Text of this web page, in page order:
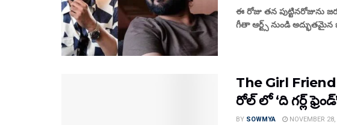
ఈ రోజు తన పుట్టినరోజును
గీతా ఆర్ట్స్ నుండి అద్భుతమైన
The Girl Friend
రోల్ లో ‘ది గర్ల్
BY SOWMYA NOVEMBER